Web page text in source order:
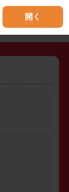
開く